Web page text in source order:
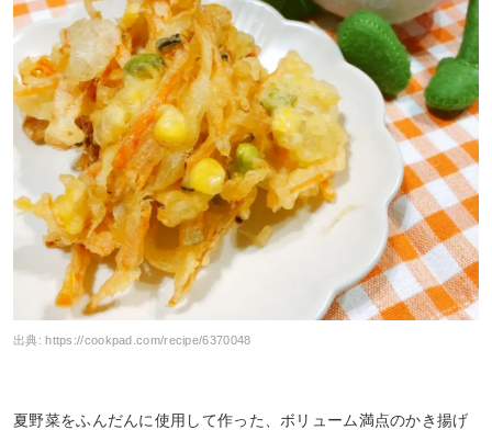
出典:https://cookpad.com/recipe/6370048
夏野菜をふんだんに使用して作った、ボリューム満点のかき揚げ